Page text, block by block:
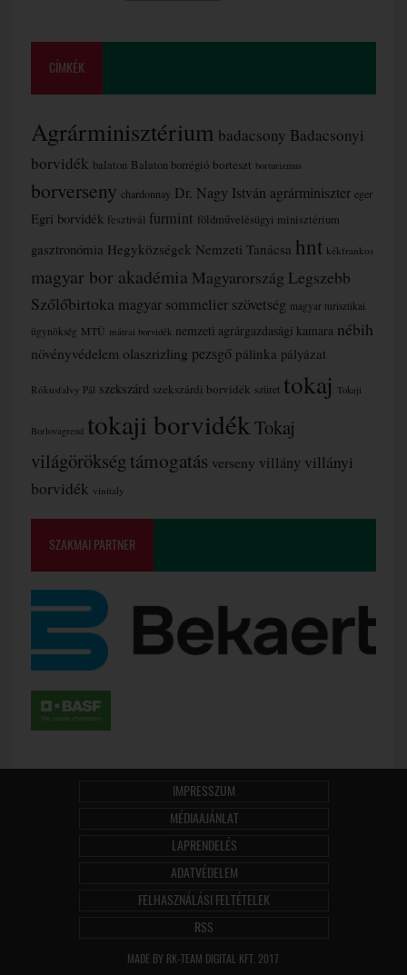
CÍMKÉK
Agrárminisztérium badacsony Badacsonyi
borvidék balaton Balaton borrégió borteszt borturizmus
borverseny chardonnay Dr. Nagy István agrárminiszter eger
Egri borvidék fesztivál furmint földművelésügyi minisztérium
gasztronómia Hegyközségek Nemzeti Tanácsa hnt kékfrankos
magyar bor akadémia Magyarország Legszebb
Szőlőbirtoka magyar sommelier szövetség magyar turisztikai
ügynökség MTÜ mátrai borvidék nemzeti agrárgazdasági kamara nébih
növényvédelem olaszrizling pezsgő pálinka pályázat
Rókusfalvy Pál szekszárd szekszárdi borvidék szüret tokaj Tokaji
Borlovagrend tokaji borvidékTokaj
világörökségtámogatás verseny villány villányi
borvidék vinitaly
SZAKMAI PARTNER
IMPRESSZUM
MÉDIAAJÁNLAT
LAPRENDELÉS
ADATVÉDELEM
FELHASZNÁLÁSI FELTÉTELEK
RSS
MADE BY RK-TEAM DIGITAL KFT. 2017